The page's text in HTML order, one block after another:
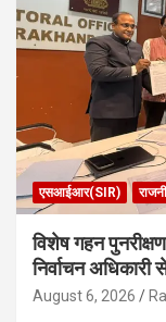
एसआईआर(SIR)
विशेष गहन
निर्वाचन अधिकारी
August 6, 2026